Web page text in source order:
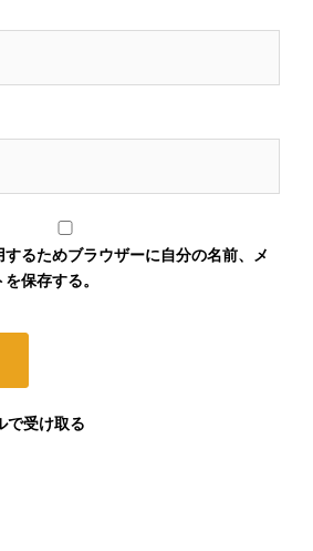
るためブラウザーに自分の名前、メ
保存する。
で受け取る